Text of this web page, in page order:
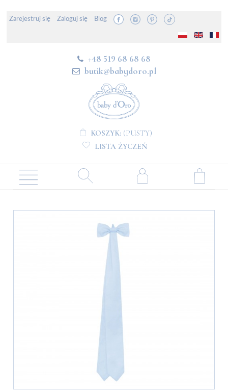
Zarejestruj się Zaloguj się Blog
+48 519 68 68 68
butik@babydoro.pl
KOSZYK: (PUSTY)
LISTA ŻYCZEŃ